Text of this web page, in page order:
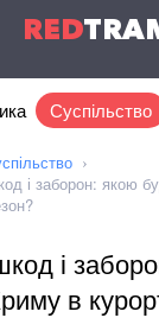
RED
Суспільство
і заборон: якою
і
в